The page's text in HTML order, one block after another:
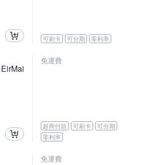
可刷卡 可分期 零利率
免運費
超商付款 可刷卡
可分期
零利率
免運費